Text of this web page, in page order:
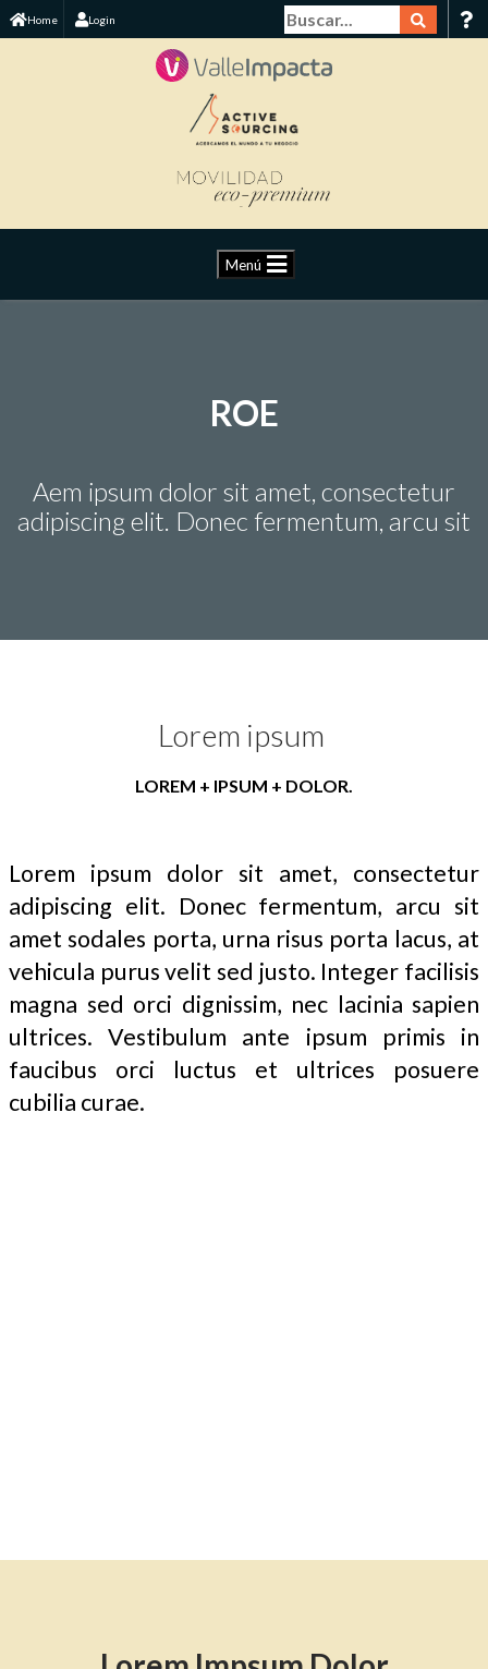
Home Login
Menú
ROE
Aem ipsum dolor sit amet, consectetur
adipiscing elit. Donec fermentum, arcu sit
Lorem ipsum
LOREM + IPSUM + DOLOR.
Lorem ipsum dolor sit amet, consectetur
adipiscing elit. Donec fermentum, arcu sit
amet sodales porta, urna risus porta lacus, at
vehicula purus velit sed justo. Integer facilisis
magna sed orci dignissim, nec lacinia sapien
ultrices. Vestibulum ante ipsum primis in
faucibus orci luctus et ultrices posuere
cubilia curae.